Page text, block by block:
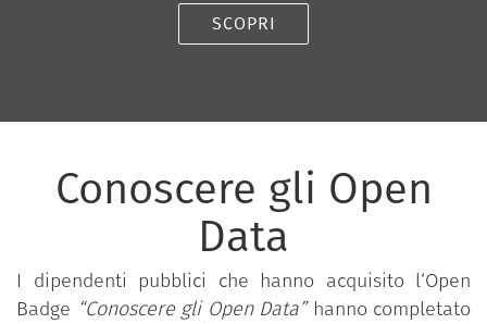
SCOPRI
Conoscere gli Open
Data
I dipendenti pubblici che hanno acquisito l‘Open
Badge “Conoscere gli Open Data”hanno completato